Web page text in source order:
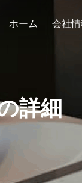
ホーム 会社情
詳細